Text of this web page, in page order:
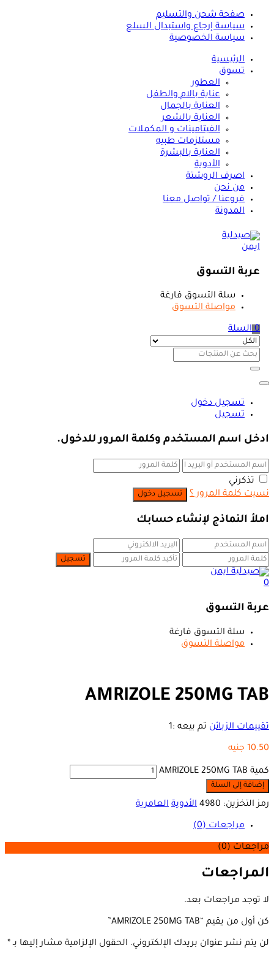
صفحة شحن والتسليم
سياسة إرجاع واستبدال السلع
سياسة الخصوصية
الرئيسية
تسوق
العطور
عناية بالام والطفل
العناية بالجمال
العناية بالشعر
الفيتامينات و المكملات
مستلزمات طبيه
العناية بالبشرة
الأدوية
اصرف الروشتة
من نحن
فروعنا / تواصل معنا
المدونة
عربة التسوق
سلة التسوق فارغة
مواصلة التسوق
0 السلة
تسجيل دخول
تسجيل
ادخل اسم المستخدم وكلمة المرور للدخول.
تذكرني
نسيت كلمة المرور ؟
املأ النماذج لإنشاء حسابك
0
عربة التسوق
سلة التسوق فارغة
مواصلة التسوق
AMRIZOLE 250MG TAB
تقييمات الزبائن تم بيعه :1
10.50 جنيه
كمية AMRIZOLE 250MG TAB
إضافة إلى السلة
رمز التخزين: 4980 الأدوية العامرية
مراجعات (0)
مراجعات (0)
المراجعات
لا توجد مراجعات بعد.
كن أول من يقيم “AMRIZOLE 250MG TAB”
لن يتم نشر عنوان بريدك الإلكتروني. الحقول الإلزامية مشار إليها بـ*